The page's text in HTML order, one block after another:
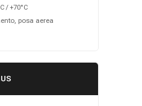
/ +70°C
posa aerea